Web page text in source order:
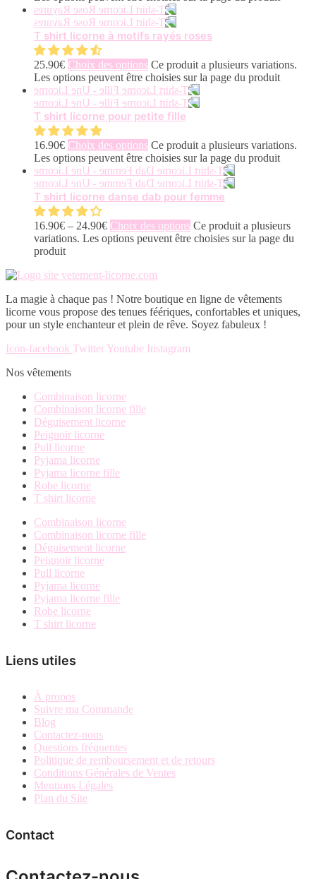
T shirt licorne à motifs rayés roses
25.90€ Choix des options Ce produit a plusieurs variations.
Les options peuvent être choisies sur la page du produit
T shirt licorne pour petite fille
16.90€ Choix des options Ce produit a plusieurs variations.
Les options peuvent être choisies sur la page du produit
T shirt licorne danse dab pour femme
16.90€ – 24.90€ Choix des options Ce produit a plusieurs
variations. Les options peuvent être choisies sur la page du
produit
La magie à chaque pas ! Notre boutique en ligne de vêtements
licorne vous propose des tenues féériques, confortables et uniques,
pour un style enchanteur et plein de rêve. Soyez fabuleux !
Icon-facebook Twitter Youtube Instagram
Nos vêtements
Combinaison licorne
Combinaison licorne fille
Déguisement licorne
Peignoir licorne
Pull licorne
Pyjama licorne
Pyjama licorne fille
Robe licorne
T shirt licorne
Combinaison licorne
Combinaison licorne fille
Déguisement licorne
Peignoir licorne
Pull licorne
Pyjama licorne
Pyjama licorne fille
Robe licorne
T shirt licorne
Liens utiles
À propos
Suivre ma Commande
Blog
Contactez-nous
Questions fréquentes
Politique de remboursement et de retours
Conditions Générales de Ventes
Mentions Légales
Plan du Site
Contact